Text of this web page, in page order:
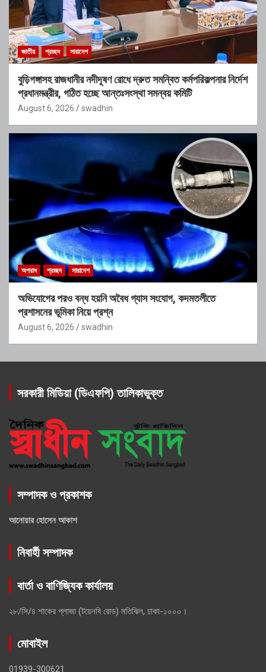
জাতীয় প্রচ্ছদ সারাদেশ
বুড়িগঙ্গাসহ রাজধানীর নদীদূষণ রোধে দ্রুত সমন্বিত কর্মপরিকল্পনার নির্দেশ
প্রধানমন্ত্রীর, গঠিত হচ্ছে আন্তঃসংস্থা সমন্বয় কমিটি
August 6, 2026 swadhin
অপরাধ প্রচ্ছদ সারাদেশ
অভিযোগের পরও বন্ধ হয়নি অবৈধ গ্যাস সংযোগ, কদমতলীতে
প্রশাসনের ভূমিকা নিয়ে প্রশ্ন
August 6, 2026 swadhin
সরকারী মিডিয়া (ডিএফপি) তালিকাভুক্ত
সম্পাদক ও প্রকাশক
আনোয়ার হোসেন আকাশ
নিবার্হী সম্পাদক
বার্তা ও বাণিজ্যিক কার্যালয়
২৮/সি/৪ শাকের প্লাজা (টয়েনবি রোড) মতিঝিল, ঢাকা-১০০০।
মোবাইল
01939-300621